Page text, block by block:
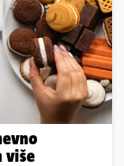
više